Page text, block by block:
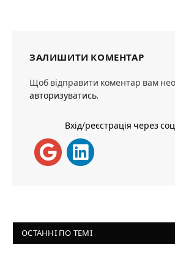
ЗАЛИШИТИ КОМЕНТАР
Щоб відправити коментар вам
авторизуватись.
Вхід/реєстрація через
ОСТАННІ ПО ТЕМІ